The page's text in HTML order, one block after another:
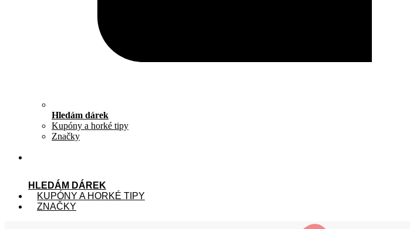
Hledám dárek
Kupóny a horké tipy
Značky
HLEDÁM DÁREK
KUPÓNY A HORKÉ TIPY
ZNAČKY